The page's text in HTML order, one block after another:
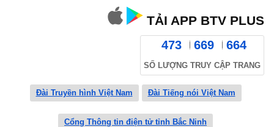
TẢI APP BTV PLUS
473 669 664
SỐ LƯỢNG TRUY CẬP TRANG
Đài Truyền hình Việt Nam Đài Tiếng nói Việt Nam
Cổng Thông tin điện tử tỉnh Bắc Ninh